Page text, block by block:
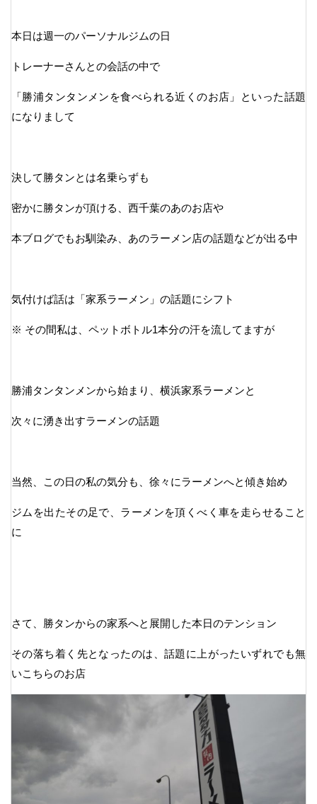
本日は週一のパーソナルジムの日
トレーナーさんとの会話の中で
「勝浦タンタンメンを食べられる近くのお店」といった話題
になりまして
決して勝タンとは名乗らずも
密かに勝タンが頂ける、西千葉のあのお店や
本ブログでもお馴染み、あのラーメン店の話題などが出る中
気付けば話は「家系ラーメン」の話題にシフト
※ その間私は、ペットボトル1本分の汗を流してますが
勝浦タンタンメンから始まり、横浜家系ラーメンと
次々に湧き出すラーメンの話題
当然、この日の私の気分も、徐々にラーメンへと傾き始め
ジムを出たその足で、ラーメンを頂くべく車を走らせること
に
さて、勝タンからの家系へと展開した本日のテンション
その落ち着く先となったのは、話題に上がったいずれでも無
いこちらのお店